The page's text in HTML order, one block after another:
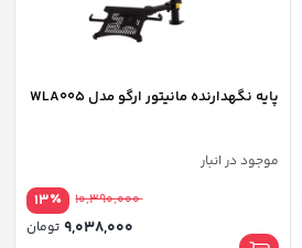
پایه نگهدارنده مانیتور ارگو مدل WLA005
موجود در انبار
٪13
10,390,000
تومان